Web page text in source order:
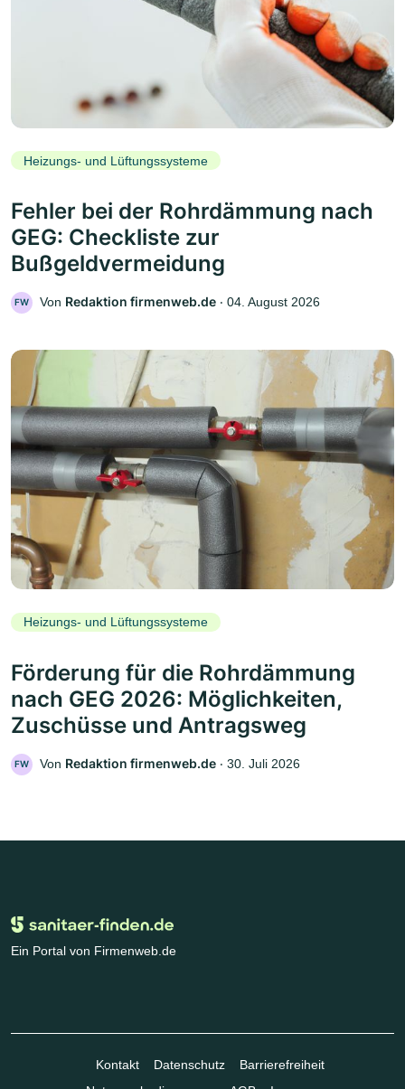
Heizungs- und Lüftungssysteme
Fehler bei der Rohrdämmung nach
GEG: Checkliste zur
Bußgeldvermeidung
FW Von Redaktion firmenweb.de ‧ 04. August 2026
Heizungs- und Lüftungssysteme
Förderung für die Rohrdämmung
nach GEG 2026: Möglichkeiten,
Zuschüsse und Antragsweg
FW Von Redaktion firmenweb.de ‧ 30. Juli 2026
Ein Portal von Firmenweb.de
Kontakt Datenschutz
Barrierefreiheit